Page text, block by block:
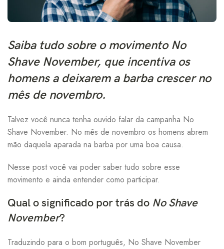
Saiba tudo sobre o movimento No
Shave November, que incentiva os
homens a deixarem a barba crescer no
mês de novembro.
Talvez você nunca tenha ouvido falar da campanha No
Shave November. No mês de novembro os homens abrem
mão daquela aparada na barba por uma boa causa.
Nesse post você vai poder saber tudo sobre esse
movimento e ainda entender como participar.
Qual o significado por trás do No Shave
November?
Traduzindo para o bom português, No Shave November
R$169,80R$152,82
R$144,80R$130,32
R$